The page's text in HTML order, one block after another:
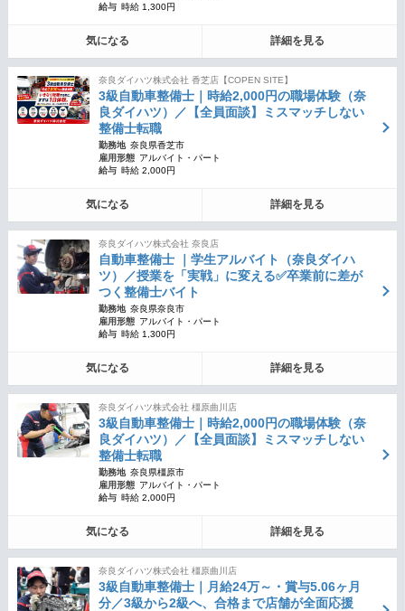
給与 時給 1,300円
気になる 詳細を見る
奈良ダイハツ株式会社 香芝店【COPEN SITE】
3級自動車整備士｜時給2,000円の職場体験（奈
良ダイハツ）／【全員面談】ミスマッチしない
整備士転職
勤務地 奈良県香芝市
雇用形態 アルバイト・パート
給与 時給 2,000円
気になる 詳細を見る
奈良ダイハツ株式会社 奈良店
自動車整備士 ｜学生アルバイト（奈良ダイハ
ツ）／授業を「実戦」に変える✅卒業前に差が
つく整備士バイト
勤務地 奈良県奈良市
雇用形態 アルバイト・パート
給与 時給 1,300円
気になる 詳細を見る
奈良ダイハツ株式会社 橿原曲川店
3級自動車整備士｜時給2,000円の職場体験（奈
良ダイハツ）／【全員面談】ミスマッチしない
整備士転職
勤務地 奈良県橿原市
雇用形態 アルバイト・パート
給与 時給 2,000円
気になる 詳細を見る
奈良ダイハツ株式会社 橿原曲川店
3級自動車整備士｜月給24万～・賞与5.06ヶ月
分／3級から2級へ、合格まで店舗が全面応援